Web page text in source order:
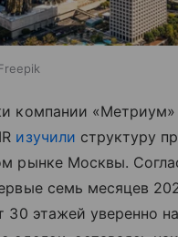
компании
изучили структуру
рынке Москвы.
семь месяцев
30 этажей уверенно